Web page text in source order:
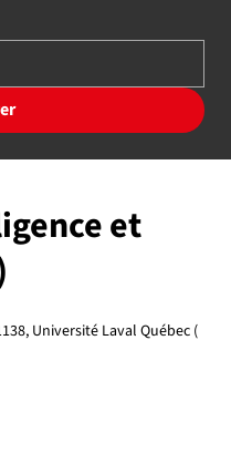
et
Université Laval Québec (